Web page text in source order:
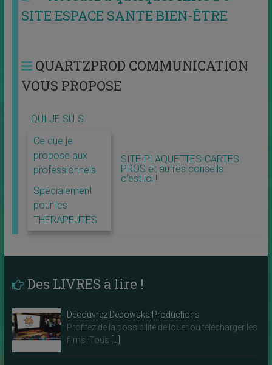
SITE ESPACE SANTE BIEN-ÊTRE
QUARTZPROD COMMUNICATION
VOUS PROPOSE
QUI JE SUIS
Ce que je
propose aux
professionnels
Spécialement
pour les
THERAPEUTES
SITE-PLAQUETTES-CARTES
PROS et autres conseils :
c’est ici !
Des LIVRES à lire !
Découvrez Debowska Productions
Profitez de la possibilité de louer ou télécharger les
films. Tous